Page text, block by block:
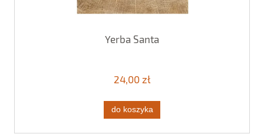
Yerba Santa
24,00 zł
do koszyka